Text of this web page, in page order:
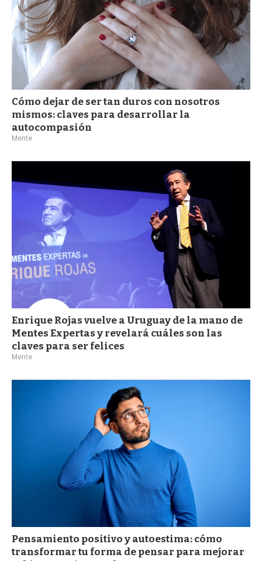
Cómo dejar de ser tan duros con nosotros
mismos: claves para desarrollar la
autocompasión
Mente
Enrique Rojas vuelve a Uruguay de la mano de
Mentes Expertas y revelará cuáles son las
claves para ser felices
Mente
Pensamiento positivo y autoestima: cómo
transformar tu forma de pensar para mejorar